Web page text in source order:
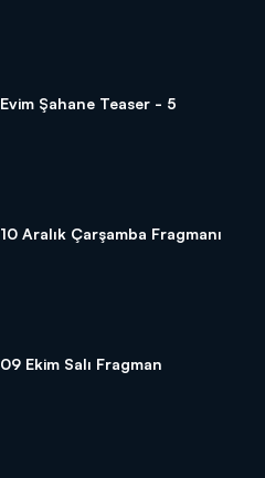
Evim Şahane Teaser - 5
10 Aralık Çarşamba Fragmanı
09 Ekim Salı Fragman